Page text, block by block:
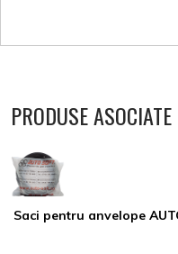
PRODUSE ASOCIATE
Saci pentru anvelope